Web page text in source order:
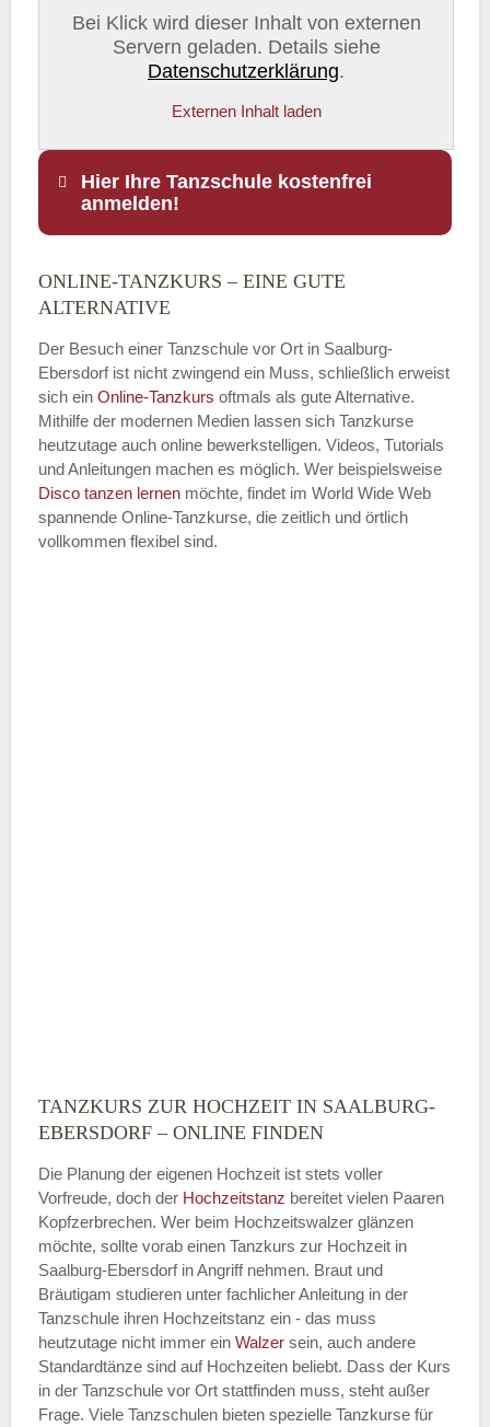
Bei Klick wird dieser Inhalt von externen
Servern geladen. Details siehe
Datenschutzerklärung.
Externen Inhalt laden
Hier Ihre Tanzschule kostenfrei
anmelden!
Name
E-Mail*
Name der Tanzschule
Montag
—
ÖFFNUNGSZEITEN HINZUFÜGEN
Dienstag
—
ONLINE-TANZKURS – EINE GUTE
ALTERNATIVE
Der Besuch einer Tanzschule vor Ort in Saalburg-
Ebersdorf ist nicht zwingend ein Muss, schließlich erweist
sich ein Online-Tanzkurs oftmals als gute Alternative.
Mithilfe der modernen Medien lassen sich Tanzkurse
heutzutage auch online bewerkstelligen. Videos, Tutorials
und Anleitungen machen es möglich. Wer beispielsweise
Disco tanzen lernen möchte, findet im World Wide Web
spannende Online-Tanzkurse, die zeitlich und örtlich
vollkommen flexibel sind.
TANZKURS ZUR HOCHZEIT IN SAALBURG-
EBERSDORF – ONLINE FINDEN
Die Planung der eigenen Hochzeit ist stets voller
Vorfreude, doch der Hochzeitstanz bereitet vielen Paaren
Kopfzerbrechen. Wer beim Hochzeitswalzer glänzen
möchte, sollte vorab einen Tanzkurs zur Hochzeit in
Saalburg-Ebersdorf in Angriff nehmen. Braut und
Bräutigam studieren unter fachlicher Anleitung in der
Tanzschule ihren Hochzeitstanz ein - das muss
heutzutage nicht immer ein Walzer sein, auch andere
Standardtänze sind auf Hochzeiten beliebt. Dass der Kurs
in der Tanzschule vor Ort stattfinden muss, steht außer
Frage. Viele Tanzschulen bieten spezielle Tanzkurse für